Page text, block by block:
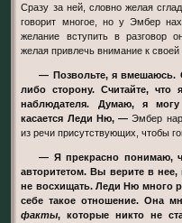
Сразу за ней, словно желая
говорит многое, но у Эмбер
желание вступить в разговор
желая привлечь внимание к своей
— Позвольте, я вмешаюсь. Обозначу сразу: я не занимаю чью-
либо сторону. Считайте, что
наблюдателя. Думаю, я
касается Леди Ню, — Эмбер
из речи присутствующих, чтобы
— Я прекрасно понимаю, что Леди Ню пользуется среди вас
авторитетом. Вы верите в
не восхищать. Леди Ню много
себе такое отношение. Она
факты, которые никто не